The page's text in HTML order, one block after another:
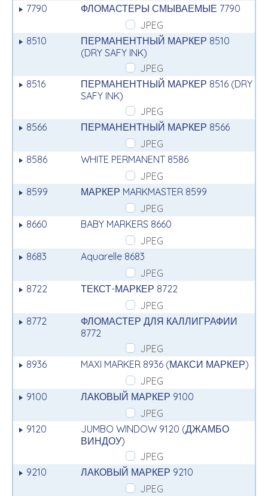
7790
ФЛОМАСТЕРЫ СМЫВАЕМЫЕ 7790
JPEG
8510
ПЕРМАНЕНТНЫЙ МАРКЕР 8510
(DRY SAFY INK)
JPEG
8516
ПЕРМАНЕНТНЫЙ МАРКЕР 8516 (DRY
SAFY INK)
JPEG
8566
ПЕРМАНЕНТНЫЙ МАРКЕР 8566
JPEG
8586
WHITE PERMANENT 8586
JPEG
8599
МАРКЕР MARKMASTER 8599
JPEG
8660
BABY MARKERS 8660
JPEG
8683
Aquarelle 8683
JPEG
8722
ТЕКСТ-МАРКЕР 8722
JPEG
8772
ФЛОМАСТЕР ДЛЯ КАЛЛИГРАФИИ
8772
JPEG
8936
MAXI MARKER 8936 (МАКСИ МАРКЕР)
JPEG
9100
ЛАКОВЫЙ МАРКЕР 9100
JPEG
9120
JUMBO WINDOW 9120 (ДЖАМБО
ВИНДОУ)
JPEG
9210
ЛАКОВЫЙ МАРКЕР 9210
JPEG